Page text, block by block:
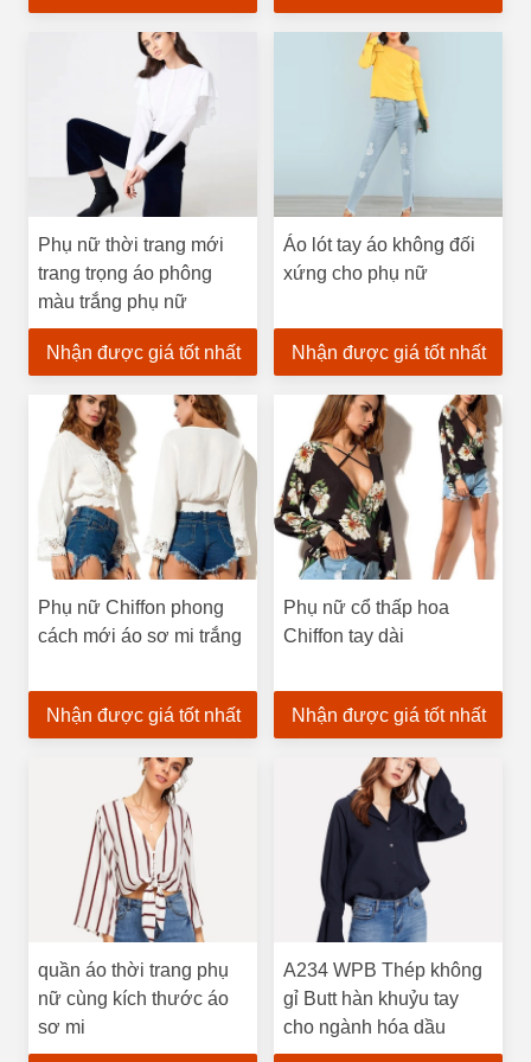
Phụ nữ thời trang mới
trang trọng áo phông
màu trắng phụ nữ
Nhận được giá tốt nhất
Áo lót tay áo không đối
xứng cho phụ nữ
Nhận được giá tốt nhất
Phụ nữ Chiffon phong
cách mới áo sơ mi trắng
Nhận được giá tốt nhất
Phụ nữ cổ thấp hoa
Chiffon tay dài
Nhận được giá tốt nhất
quần áo thời trang phụ
nữ cùng kích thước áo
sơ mi
A234 WPB Thép không
gỉ Butt hàn khuỷu tay
cho ngành hóa dầu